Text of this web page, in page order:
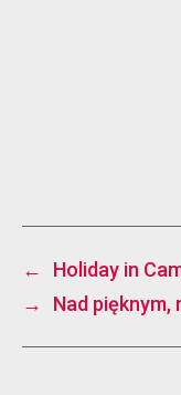
←
Holiday in
→
Nad pięknym,